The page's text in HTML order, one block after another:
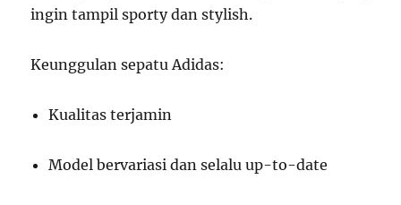
ingin tampil sporty dan stylish.
Keunggulan sepatu Adidas:
Kualitas terjamin
Model bervariasi dan selalu up-to-date